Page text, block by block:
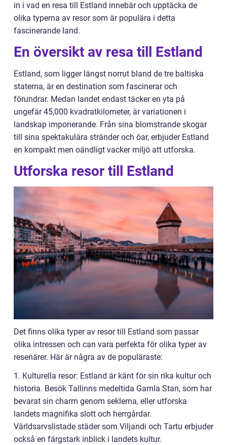
in i vad en resa till Estland innebär och upptäcka de
olika typerna av resor som är populära i detta
fascinerande land.
En översikt av resa till Estland
Estland, som ligger längst norrut bland de tre baltiska
staterna, är en destination som fascinerar och
förundrar. Medan landet endast täcker en yta på
ungefär 45,000 kvadratkilometer, är variationen i
landskap imponerande. Från sina blomstrande skogar
till sina spektakulära stränder och öar, erbjuder Estland
en kompakt men oändligt vacker miljö att utforska.
Utforska resor till Estland
Det finns olika typer av resor till Estland som passar
olika intressen och can vara perfekta för olika typer av
resenärer. Här är några av de populäraste:
1. Kulturella resor: Estland är känt för sin rika kultur och
historia. Besök Tallinns medeltida Gamla Stan, som har
bevarat sin charm genom seklerna, eller utforska
landets magnifika slott och herrgårdar.
Världsarvslistade städer som Viljandi och Tartu erbjuder
också en färgstark inblick i landets kultur.